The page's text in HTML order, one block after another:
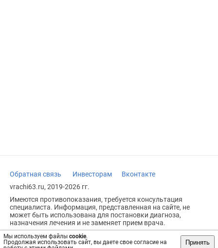
Мы используем файлы cookie.
Продолжая использовать сайт, вы даете свое согласие на
Принять
Обратная связь Инвесторам
Вконтакте
vrachi63.ru, 2019-2026 гг.
Имеются противопоказания, требуется консультация
специалиста. Информация, представленная на сайте, не
может быть использована для постановки диагноза,
назначения лечения и не заменяет прием врача.
Возрастное ограничение: 18+